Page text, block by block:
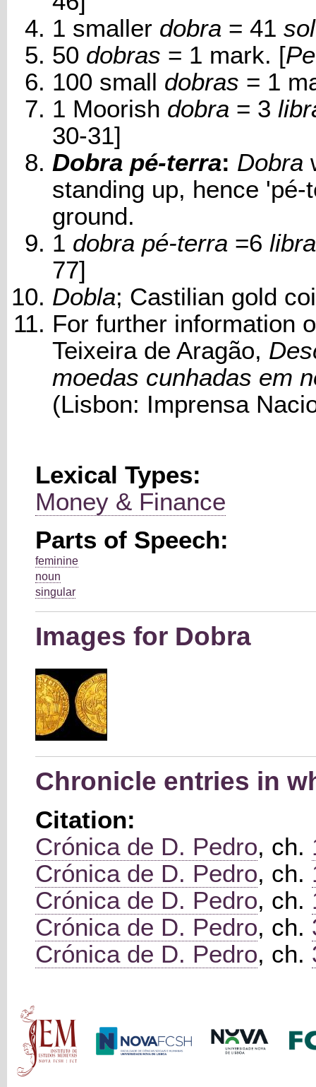
1 smaller dobra = 41
50 dobras = 1 mark. [
100 small dobras = 1
1 Moorish dobra = 3
30-31]
Dobra pé-terra: Dobra
standing up, hence
ground.
1 dobra pé-terra =6
77]
Dobla; Castilian gold
For further information
Teixeira de Aragão,
moedas cunhadas em
(Lisbon: Imprensa
Lexical Types:
Money & Finance
Parts of Speech:
feminine
noun
singular
Images for Dobra
Chronicle entries in
Citation:
Crónica de D. Pedro, ch.
Crónica de D. Pedro, ch.
Crónica de D. Pedro, ch.
Crónica de D. Pedro, ch.
Crónica de D. Pedro, ch.
Main menu